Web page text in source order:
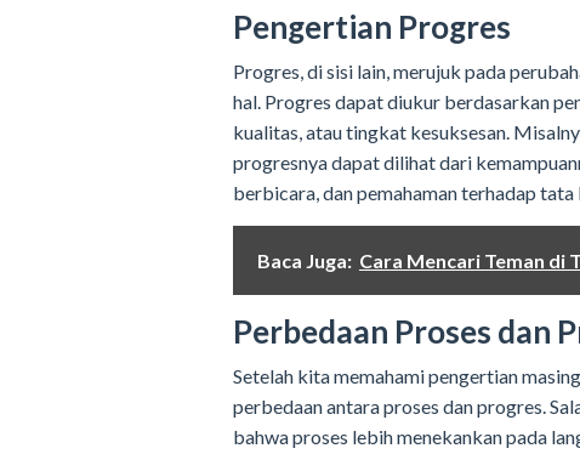
Pengertian Progres
Progres, di sisi lain, merujuk pada
hal. Progres dapat diukur berdasarkan
kualitas, atau tingkat kesuksesan.
progresnya dapat dilihat dari
berbicara, dan pemahaman terhadap
Baca Juga: Cara Mencari Teman di
Perbedaan Proses dan
Setelah kita memahami pengertian
perbedaan antara proses dan progres.
bahwa proses lebih menekankan pada